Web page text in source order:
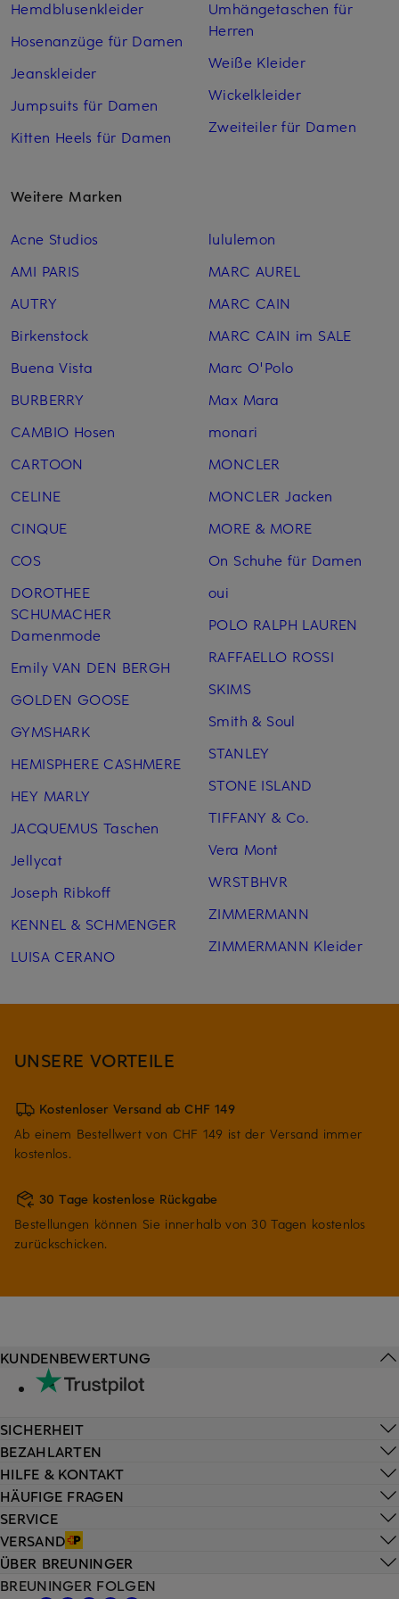
Hemdblusenkleider
Hosenanzüge für Damen
Jeanskleider
Jumpsuits für Damen
Kitten Heels für Damen
Umhängetaschen für
Herren
Weiße Kleider
Wickelkleider
Zweiteiler für Damen
Weitere Marken
Acne Studios
AMI PARIS
AUTRY
Birkenstock
Buena Vista
BURBERRY
CAMBIO Hosen
CARTOON
CELINE
CINQUE
COS
DOROTHEE
SCHUMACHER
Damenmode
Emily VAN DEN BERGH
GOLDEN GOOSE
GYMSHARK
HEMISPHERE CASHMERE
HEY MARLY
JACQUEMUS Taschen
Jellycat
Joseph Ribkoff
KENNEL & SCHMENGER
LUISA CERANO
lululemon
MARC AUREL
MARC CAIN
MARC CAIN im SALE
Marc O'Polo
Max Mara
monari
MONCLER
MONCLER Jacken
MORE & MORE
On Schuhe für Damen
oui
POLO RALPH LAUREN
RAFFAELLO ROSSI
SKIMS
Smith & Soul
STANLEY
STONE ISLAND
TIFFANY & Co.
Vera Mont
WRSTBHVR
ZIMMERMANN
ZIMMERMANN Kleider
UNSERE VORTEILE
Kostenloser Versand ab CHF 149
Ab einem Bestellwert von CHF 149 ist der Versand immer
kostenlos.
30 Tage kostenlose Rückgabe
Bestellungen können Sie innerhalb von 30 Tagen kostenlos
zurückschicken.
HILFE & KONTAKT
HÄUFIGE FRAGEN
SERVICE
VERSAND
KUNDENBEWERTUNG
SICHERHEIT
BEZAHLARTEN
ÜBER BREUNINGER
BREUNINGER FOLGEN